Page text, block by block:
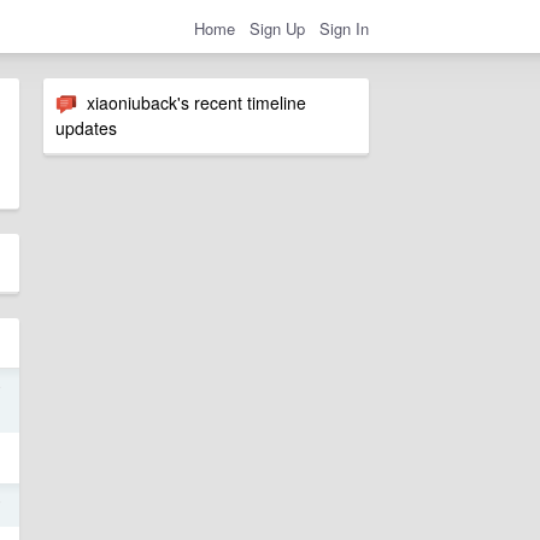
Home Sign Up Sign In
xiaoniuback's recent timeline
updates